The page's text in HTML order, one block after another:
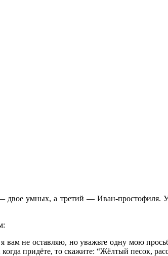
двое умных, а третий — Иван-простофиля.
не оставляю, но уважьте одну мою
придёте, то скажите: “Жёлтый песок,